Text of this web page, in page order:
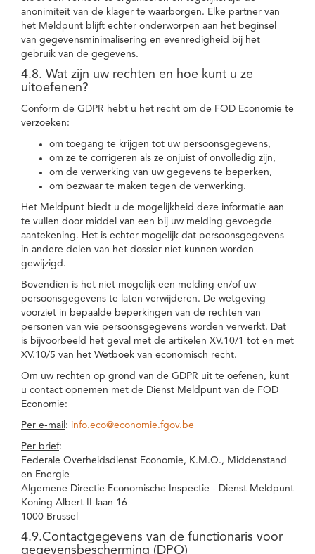
anonimiteit van de klager te waarborgen. Elke partner van
het Meldpunt blijft echter onderworpen aan het beginsel
van gegevensminimalisering en evenredigheid bij het
gebruik van de gegevens.
4.8. Wat zijn uw rechten en hoe kunt u ze
uitoefenen?
Conform de GDPR hebt u het recht om de FOD Economie te
verzoeken:
om toegang te krijgen tot uw persoonsgegevens,
om ze te corrigeren als ze onjuist of onvolledig zijn,
om de verwerking van uw gegevens te beperken,
om bezwaar te maken tegen de verwerking.
Het Meldpunt biedt u de mogelijkheid deze informatie aan
te vullen door middel van een bij uw melding gevoegde
aantekening. Het is echter mogelijk dat persoonsgegevens
in andere delen van het dossier niet kunnen worden
gewijzigd.
Bovendien is het niet mogelijk een melding en/of uw
persoonsgegevens te laten verwijderen. De wetgeving
voorziet in bepaalde beperkingen van de rechten van
personen van wie persoonsgegevens worden verwerkt. Dat
is bijvoorbeeld het geval met de artikelen XV.10/1 tot en met
XV.10/5 van het Wetboek van economisch recht.
Om uw rechten op grond van de GDPR uit te oefenen, kunt
u contact opnemen met de Dienst Meldpunt van de FOD
Economie:
Per e-mail : info.eco@economie.fgov.be
Per brief:
Federale Overheidsdienst Economie, K.M.O., Middenstand
en Energie
Algemene Directie Economische Inspectie - Dienst Meldpunt
Koning Albert II-laan 16
1000 Brussel
4.9.Contactgegevens van de functionaris voor
gegevensbescherming (DPO)